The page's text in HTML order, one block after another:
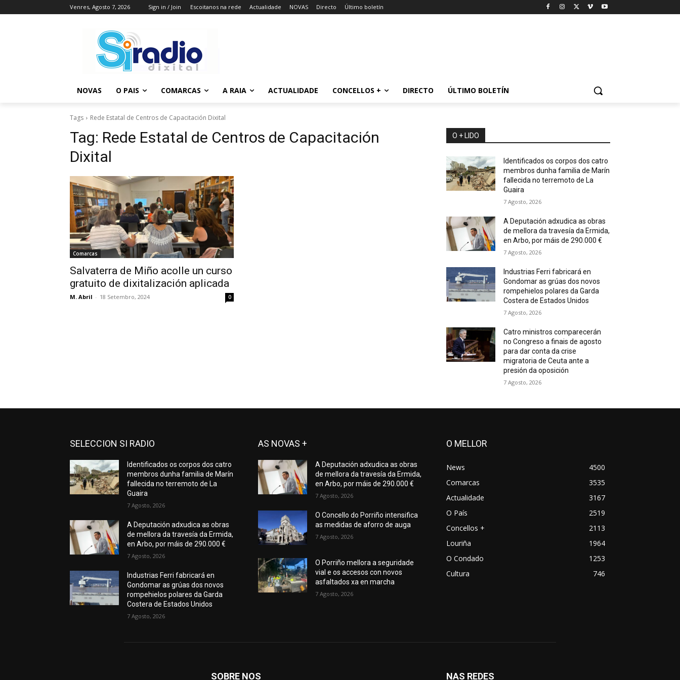
Venres, Agosto 7, 2026 Sign in / Join Escoitanos na rede Actualidade NOVAS Directo Último boletín
NOVAS O PAIS COMARCAS A RAIA ACTUALIDADE CONCELLOS + DIRECTO ÚLTIMO BOLETÍN
Tags Rede Estatal de Centros de Capacitación Dixital
Tag: Rede Estatal de Centros de Capacitación
Dixital
Comarcas
Salvaterra de Miño acolle un curso
gratuito de dixitalización aplicada
M. Abril - 18 Setembro, 2024 0
O + LIDO
Identificados os corpos dos catro
membros dunha familia de Marín
fallecida no terremoto de La
Guaira
7 Agosto, 2026
A Deputación adxudica as obras
de mellora da travesía da Ermida,
en Arbo, por máis de 290.000 €
7 Agosto, 2026
Industrias Ferri fabricará en
Gondomar as grúas dos novos
rompehielos polares da Garda
Costera de Estados Unidos
7 Agosto, 2026
Catro ministros comparecerán
no Congreso a finais de agosto
para dar conta da crise
migratoria de Ceuta ante a
presión da oposición
7 Agosto, 2026
SELECCION SI RADIO
Identificados os corpos dos catro
membros dunha familia de Marín
fallecida no terremoto de La
Guaira
7 Agosto, 2026
A Deputación adxudica as obras
de mellora da travesía da Ermida,
en Arbo, por máis de 290.000 €
7 Agosto, 2026
Industrias Ferri fabricará en
Gondomar as grúas dos novos
rompehielos polares da Garda
Costera de Estados Unidos
7 Agosto, 2026
AS NOVAS +
A Deputación adxudica as obras
de mellora da travesía da Ermida,
en Arbo, por máis de 290.000 €
7 Agosto, 2026
O Concello do Porriño intensifica
as medidas de aforro de auga
7 Agosto, 2026
O Porriño mellora a seguridade
vial e os accesos con novos
asfaltados xa en marcha
7 Agosto, 2026
O MELLOR
News
4500
Comarcas
3535
Actualidade
3167
O País
2519
Concellos +
2113
Louriña
1964
O Condado
1253
Cultura
746
SOBRE NOS NAS REDES